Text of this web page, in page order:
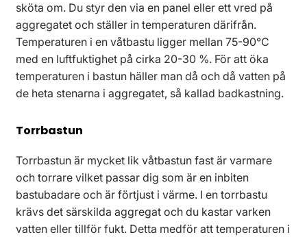
sköta om. Du styr den via en panel eller ett vred på
aggregatet och ställer in temperaturen därifrån.
Temperaturen i en våtbastu ligger mellan 75-90°C
med en luftfuktighet på cirka 20-30 %. För att öka
temperaturen i bastun häller man då och då vatten på
de heta stenarna i aggregatet, så kallad badkastning.
Torrbastun
Torrbastun är mycket lik våtbastun fast är varmare
och torrare vilket passar dig som är en inbiten
bastubadare och är förtjust i värme. I en torrbastu
krävs det särskilda aggregat och du kastar varken
vatten eller tillför fukt. Detta medför att temperaturen i